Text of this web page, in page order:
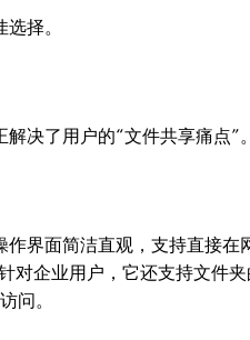
择。
决了用户的“文件共享痛点”。
界面简洁直观，支持直接在
对企业用户，它还支持文件夹
问。